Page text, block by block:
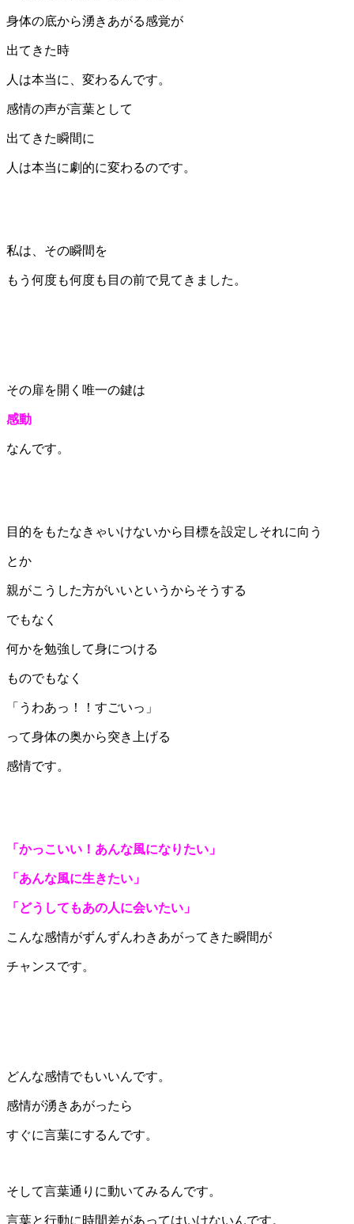
身体の底から湧きあがる感覚が
出てきた時
人は本当に、変わるんです。
感情の声が言葉として
出てきた瞬間に
人は本当に劇的に変わるのです。
私は、その瞬間を
もう何度も何度も目の前で見てきました。
その扉を開く唯一の鍵は
感動
なんです。
目的をもたなきゃいけないから目標を設定しそれに向う
とか
親がこうした方がいいというからそうする
でもなく
何かを勉強して身につける
ものでもなく
「うわあっ！！すごいっ」
って身体の奥から突き上げる
感情です。
「かっこいい！あんな風になりたい」
「あんな風に生きたい」
「どうしてもあの人に会いたい」
こんな感情がずんずんわきあがってきた瞬間が
チャンスです。
どんな感情でもいいんです。
感情が湧きあがったら
すぐに言葉にするんです。
そして言葉通りに動いてみるんです。
言葉と行動に時間差があってはいけないんです。